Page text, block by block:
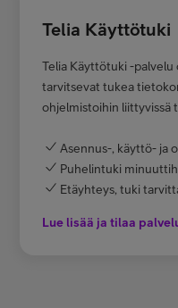
Telia Käyttötuki
Telia Käyttötuki -
tarvitsevat tukea
ohjelmistoihin liittyvissä
Asennus-, käyttö- ja
Puhelintuki
Etäyhteys, tuki
Lue lisää ja tilaa